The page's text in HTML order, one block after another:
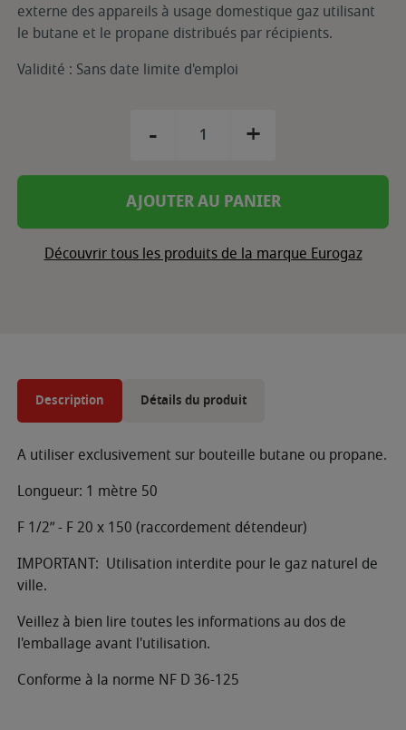
externe des appareils à usage domestique gaz utilisant
le butane et le propane distribués par récipients.
Validité : Sans date limite d'emploi
- +
AJOUTER AU PANIER
Découvrir tous les produits de la marque Eurogaz
Description Détails du produit
A utiliser exclusivement sur bouteille butane ou propane.
Longueur: 1 mètre 50
F 1/2” - F 20 x 150 (raccordement détendeur)
IMPORTANT: Utilisation interdite pour le gaz naturel de
ville.
Veillez à bien lire toutes les informations au dos de
l'emballage avant l'utilisation.
Conforme à la norme NF D 36-125